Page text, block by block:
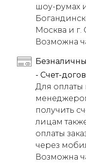
шоу-румах
Москва и г.
Возможна
- Счет-
Для оплаты
получить
лицам
оплаты
через
Возможна